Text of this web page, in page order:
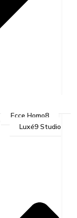
Ecce Homo8
Luxé9 Studio